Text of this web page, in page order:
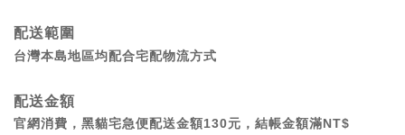
配送範圍
台灣本島地區均配合宅配物流方式
配送金額
官網消費，黑貓宅急便配送金額130元，結帳金額滿NT$